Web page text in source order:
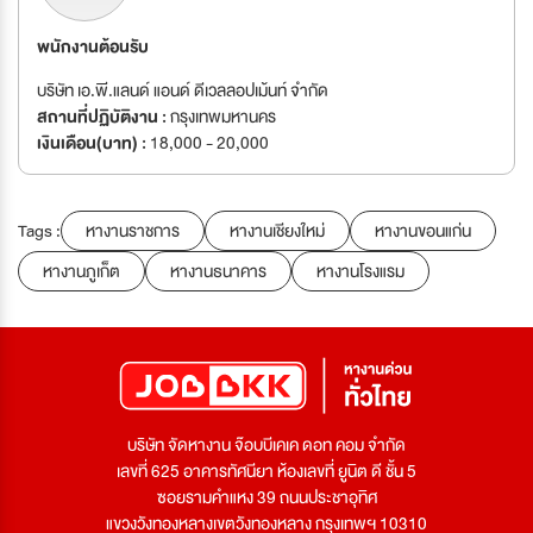
พนักงานต้อนรับ
บริษัท เอ.พี.แลนด์ แอนด์ ดีเวลลอปเม้นท์ จำกัด
สถานที่ปฏิบัติงาน :กรุงเทพมหานคร
เงินเดือน(บาท) : 18,000 - 20,000
Tags : หางานราชการ หางานเชียงใหม่
หางานขอนแก่น
หางานภูเก็ต
หางานธนาคาร หางานโรงแรม
บริษัท จัดหางาน จ๊อบบีเคเค ดอท คอม จำกัด
เลขที่ 625 อาคารทัศนียา ห้องเลขที่ ยูนิต ดี ชั้น 5
ซอยรามคำแหง 39 ถนนประชาอุทิศ
แขวงวังทองหลางเขตวังทองหลาง กรุงเทพฯ 10310